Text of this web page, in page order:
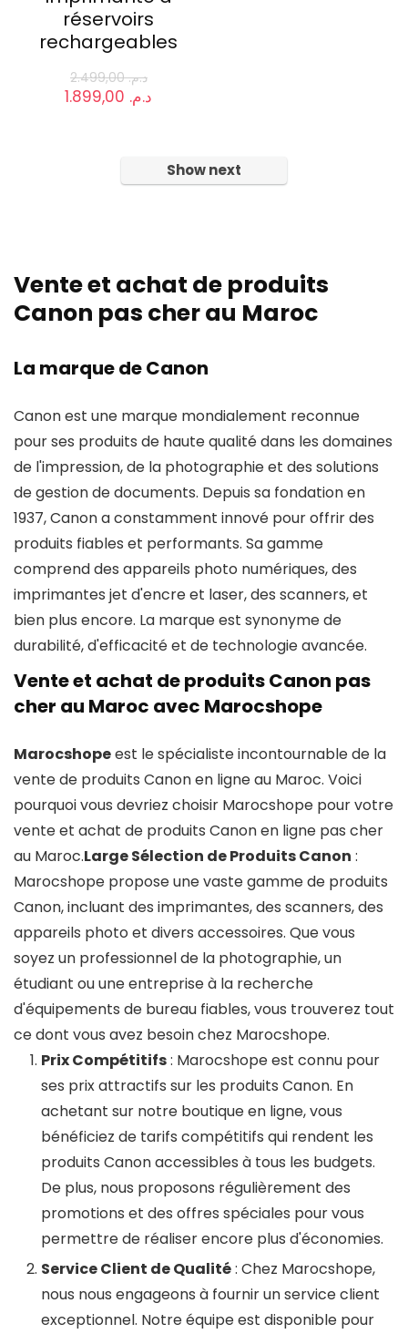
réservoirs
rechargeables
د.م.2.499,00
Le
د.م.
د.م. 1.899,00.Show next
Vente et achat de produits
Canon pas cher au Maroc
La marque de Canon
Canon est une marque mondialement reconnue
pour ses produits de haute qualité dans les domaines
de l'impression, de la photographie et des solutions
de gestion de documents. Depuis sa fondation en
1937, Canon a constamment innové pour offrir des
produits fiables et performants. Sa gamme
comprend des appareils photo numériques, des
imprimantes jet d'encre et laser, des scanners, et
bien plus encore. La marque est synonyme de
durabilité, d'efficacité et de technologie avancée.
Vente et achat de produits Canon pas
cher au Maroc avec Marocshope
Marocshopeest le spécialiste incontournable de la
vente de produits Canon en ligne au Maroc. Voici
pourquoi vous devriez choisir Marocshope pour votre
vente et achat de produits Canon en ligne pas cher
au Maroc.Large Sélection de Produits Canon :
Marocshope propose une vaste gamme de produits
Canon, incluant des imprimantes, des scanners, des
appareils photo et divers accessoires. Que vous
soyez un professionnel de la photographie, un
étudiant ou une entreprise à la recherche
d'équipements de bureau fiables, vous trouverez tout
ce dont vous avez besoin chez Marocshope.
Prix Compétitifs: Marocshope est connu pour
ses prix attractifs sur les produits Canon. En
achetant sur notre boutique en ligne, vous
bénéficiez de tarifs compétitifs qui rendent les
produits Canon accessibles à tous les budgets.
De plus, nous proposons régulièrement des
promotions et des offres spéciales pour vous
permettre de réaliser encore plus d'économies.
Service Client de Qualité: Chez Marocshope,
nous nous engageons à fournir un service client
exceptionnel. Notre équipe est disponible pour